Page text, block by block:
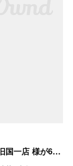
国一店 様が6…